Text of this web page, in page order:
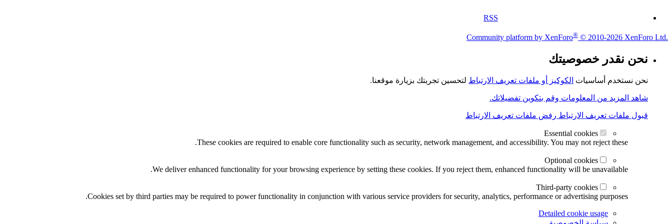
RSS
Community platform by XenForo® © 2010-2026 XenForo Ltd.
نحن نقدر خصوصيتك
نحن نستخدم أساسيات الكوكيز أو ملفات تعريف الارتباط لتحسين تجربتك بزيارة موقعنا.
شاهد المزيد من المعلومات وقم بتكوين تفضيلاتك.
قبول ملفات تعريف الارتباط رفض ملفات تعريف الارتباط
Essential cookies
These cookies are required to enable core functionality such as security, network management, and accessibility. You may not reject these.
Optional cookies
We deliver enhanced functionality for your browsing experience by setting these cookies. If you reject them, enhanced functionality will be unavailable.
Third-party cookies
Cookies set by third parties may be required to power functionality in conjunction with various service providers for security, analytics, performance or advertising purposes.
Detailed cookie usage